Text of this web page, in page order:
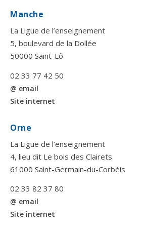
Manche
La Ligue de l’enseignement
5, boulevard de la Dollée
50000 Saint-Lô
02 33 77 42 50
@ email
Site internet
Orne
La Ligue de l’enseignement
4, lieu dit Le bois des Clairets
61000 Saint-Germain-du-Corbéis
02 33 82 37 80
@ email
Site internet